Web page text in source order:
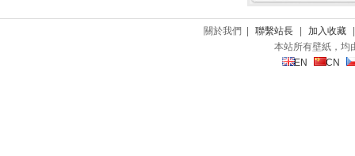
關於我們 | 聯繫站長 加入收藏
本站所有壁紙，均
EN
CN